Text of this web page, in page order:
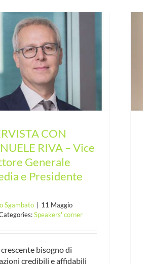
CON
RIVA – Vice
Generale
e Presidente
Sgambato
11 Maggio
Speakers' corner
bisogno di
credibili e affidabili
L’Associazione per il cambiamento
imprese verso la sostenibilità
misurabile